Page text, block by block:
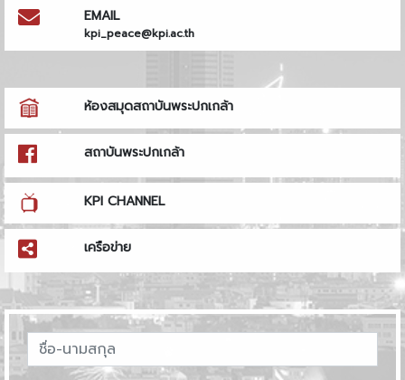
EMAIL
kpi_peace@kpi.ac.th
ห้องสมุดสถาบันพระปกเกล้า
สถาบันพระปกเกล้า
KPI CHANNEL
เครือข่าย